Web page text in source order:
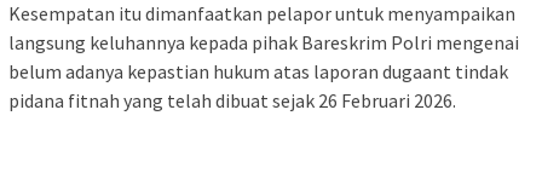
Kesempatan itu dimanfaatkan pelapor untuk menyampaikan
langsung keluhannya kepada pihak Bareskrim Polri mengenai
belum adanya kepastian hukum atas laporan dugaant tindak
pidana fitnah yang telah dibuat sejak 26 Februari 2026.